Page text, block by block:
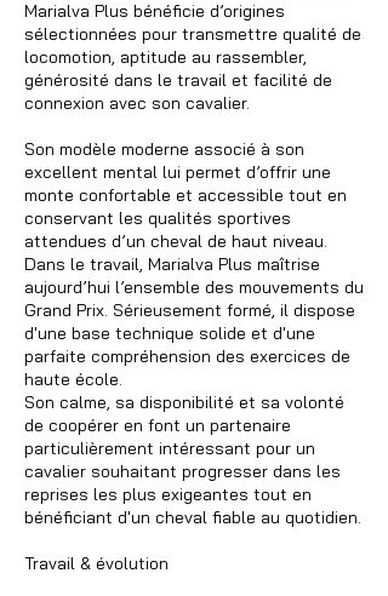
Marialva Plus bénéficie d’origines
sélectionnées pour transmettre qualité de
locomotion, aptitude au rassembler,
générosité dans le travail et facilité de
connexion avec son cavalier.
Son modèle moderne associé à son
excellent mental lui permet d’offrir une
monte confortable et accessible tout en
conservant les qualités sportives
attendues d’un cheval de haut niveau.
Dans le travail, Marialva Plus maîtrise
aujourd’hui l’ensemble des mouvements du
Grand Prix. Sérieusement formé, il dispose
d'une base technique solide et d'une
parfaite compréhension des exercices de
haute école.
Son calme, sa disponibilité et sa volonté
de coopérer en font un partenaire
particulièrement intéressant pour un
cavalier souhaitant progresser dans les
reprises les plus exigeantes tout en
bénéficiant d'un cheval fiable au quotidien.
Travail & évolution